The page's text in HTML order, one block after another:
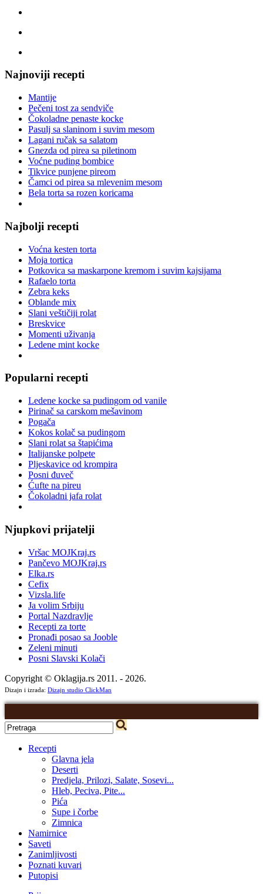
Najnoviji recepti
Mantije
Pečeni tost za sendviče
Čokoladne penaste kocke
Pasulj sa slaninom i suvim mesom
Lagani ručak sa salatom
Gnezda od pirea sa piletinom
Voćne puding bombice
Tikvice punjene pireom
Čamci od pirea sa mlevenim mesom
Bela torta sa rozen koricama
Najbolji recepti
Voćna kesten torta
Moja tortica
Potkovica sa maskarpone kremom i suvim kajsijama
Rafaelo torta
Zebra keks
Oblande mix
Slani veštičiji rolat
Breskvice
Momenti uživanja
Ledene mint kocke
Popularni recepti
Ledene kocke sa pudingom od vanile
Pirinač sa carskom mešavinom
Pogača
Kokos kolač sa pudingom
Slani rolat sa štapićima
Italijanske polpete
Pljeskavice od krompira
Posni đuveč
Ćufte na pireu
Čokoladni jafa rolat
Njupkovi prijatelji
Vršac MOJKraj.rs
Pančevo MOJKraj.rs
Elka.rs
Cefix
Vizsla.life
Ja volim Srbiju
Portal Nazdravlje
Recepti za torte
Pronađi posao sa Jooble
Zeleni minuti
Posni Slavski Kolači
Copyright © Oklagija.rs 2011. - 2026.
Dizajn i izrada: Dizajn studio ClickMan
Recepti
Glavna jela
Deserti
Predjela, Prilozi, Salate, Sosevi...
Hleb, Peciva, Pite...
Pića
Supe i čorbe
Zimnica
Namirnice
Saveti
Zanimljivosti
Poznati kuvari
Putopisi